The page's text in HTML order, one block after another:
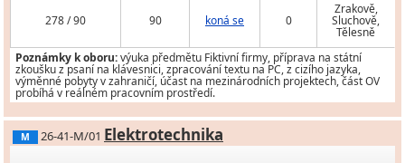
278 / 90 90 koná se 0
Zrakově,
Sluchově,
Tělesně
Poznámky k oboru:výuka předmětu Fiktivní firmy, příprava na státní
zkoušku z psaní na klávesnici, zpracování textu na PC, z cizího jazyka,
výměnné pobyty v zahraničí, účast na mezinárodních projektech, část OV
probíhá v reálném pracovním prostředí.
M 26-41-M/01 Elektrotechnika